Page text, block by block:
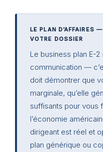
LE PLAN D’AFFAIRES
VOTRE DOSSIER
Le business plan E-
communication —
doit démontrer que
marginale, qu’elle
suffisants pour vous
l’économie
dirigeant est réel et
plan générique ou